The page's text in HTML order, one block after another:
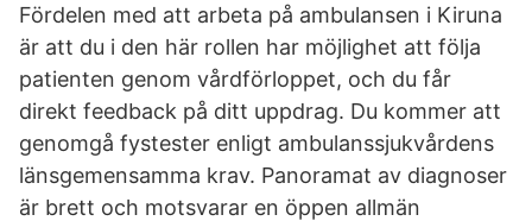
Fördelen med att arbeta på ambulansen i Kiruna
är att du i den här rollen har möjlighet att följa
patienten genom vårdförloppet, och du får
direkt feedback på ditt uppdrag. Du kommer att
genomgå fystester enligt ambulanssjukvårdens
länsgemensamma krav. Panoramat av diagnoser
är brett och motsvarar en öppen allmän